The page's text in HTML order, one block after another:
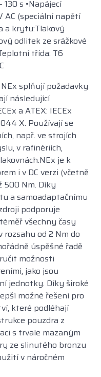
130 s •Napájecí
AC (speciální napětí
a krytu:Tlakový
odlitek ze srážkové
třída: T6
splňují požadavky
následující
a ATEX: IECEx
044 X. Používají se
např. ve strojích
v rafinériích,
je k
i v DC verzi (včetně
500 Nm. Díky
a samoadaptačnímu
podporuje
všechny časy
od 2 Nm do
úspěšné řadě
možnosti
jako jsou
jednotky. Díky široké
možné řešení pro
které podléhají
pouzdra z
s trvale mazaným
ze slinutého bronzu
v náročném